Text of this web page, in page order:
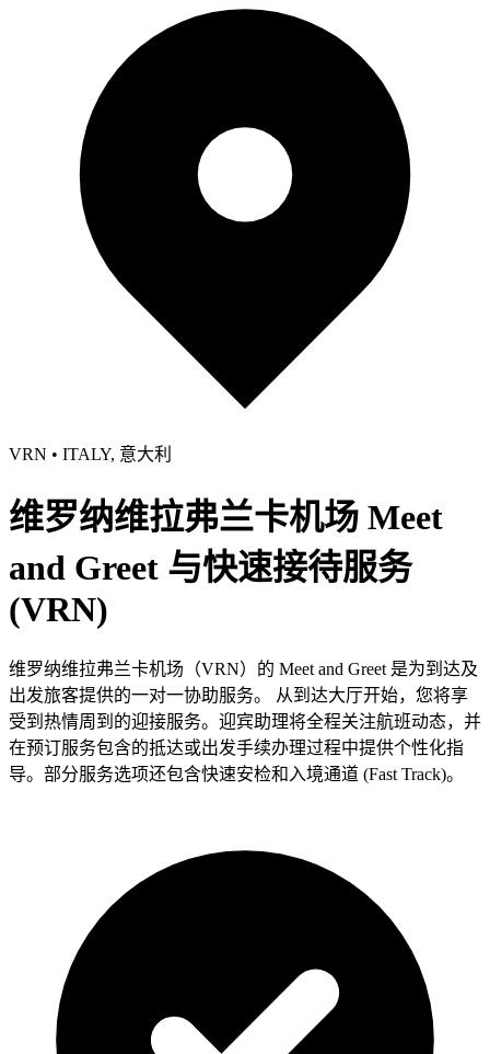
VRN • ITALY, 意大利
维罗纳维拉弗兰卡机场 Meet
and Greet 与快速接待服务
(VRN)
维罗纳维拉弗兰卡机场（VRN）的 Meet and Greet 是为到达及
出发旅客提供的一对一协助服务。 从到达大厅开始，您将享
受到热情周到的迎接服务。迎宾助理将全程关注航班动态，并
在预订服务包含的抵达或出发手续办理过程中提供个性化指
导。部分服务选项还包含快速安检和入境通道 (Fast Track)。